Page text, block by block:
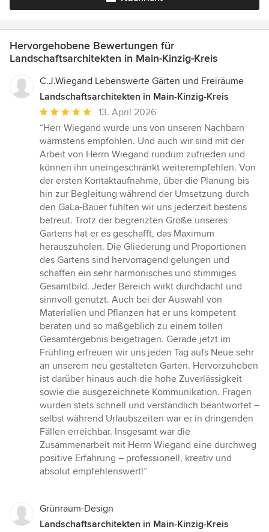
Hervorgehobene Bewertungen für
Landschaftsarchitekten in Main-Kinzig-Kreis
C.J.Wiegand Lebenswerte Gärten und Freiräume
Landschaftsarchitekten in Main-Kinzig-Kreis
Durchschnittliche
Bewertung:
5
von
5
Sternen
13. April 2026
“Herr Wiegand wurde uns von unseren Nachbarn
wärmstens empfohlen. Und auch wir sind mit der
Arbeit von Herrn Wiegand rundum zufrieden und
können ihn uneingeschränkt weiterempfehlen. Von
der ersten Kontaktaufnahme, über die Planung bis
hin zur Begleitung während der Umsetzung durch
den GaLa-Bauer fühlten wir uns jederzeit bestens
betreut. Trotz der begrenzten Größe unseres
Gartens hat er es geschafft, das Maximum
herauszuholen. Die Gliederung und Proportionen
des Gartens sind hervorragend gelungen und
schaffen ein sehr harmonisches und stimmiges
Gesamtbild. Jeder Bereich wirkt durchdacht und
sinnvoll genutzt. Auch bei der Auswahl von
Materialien und Pflanzen hat er uns kompetent
beraten und so maßgeblich zu einem tollen
Gesamtergebnis beigetragen. Gerade jetzt im
Frühling erfreuen wir uns jeden Tag aufs Neue sehr
an unserem neu gestalteten Garten. Hervorzuheben
ist darüber hinaus auch die hohe Zuverlässigkeit
sowie die ausgezeichnete Kommunikation. Fragen
wurden stets schnell und verständlich beantwortet –
selbst während Urlaubszeiten war er in dringenden
Fällen erreichbar. Insgesamt war die
Zusammenarbeit mit Herrn Wiegand eine durchweg
positive Erfahrung – professionell, kreativ und
absolut empfehlenswert!”
Grünraum-Design
Landschaftsarchitekten in Main-Kinzig-Kreis